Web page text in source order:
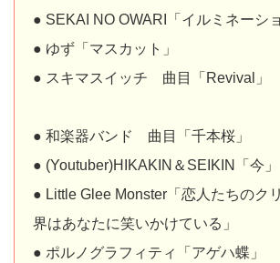
● SEKAI NO OWARI「イルミネーショ
● ゆず「マスカット」
● スキマスイッチ 曲目「Revival」
● 和楽器バンド 曲目「千本桜」
● (Youtuber)HIKAKIN＆SEIKIN「今」
● Little Glee Monster「恋人たちのク
界はあなたに笑いかけている」
● ポルノグラフィティ「アゲハ蝶」